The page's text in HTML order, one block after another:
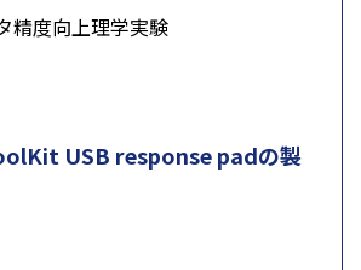
精度向上理学実験
USB response padの製